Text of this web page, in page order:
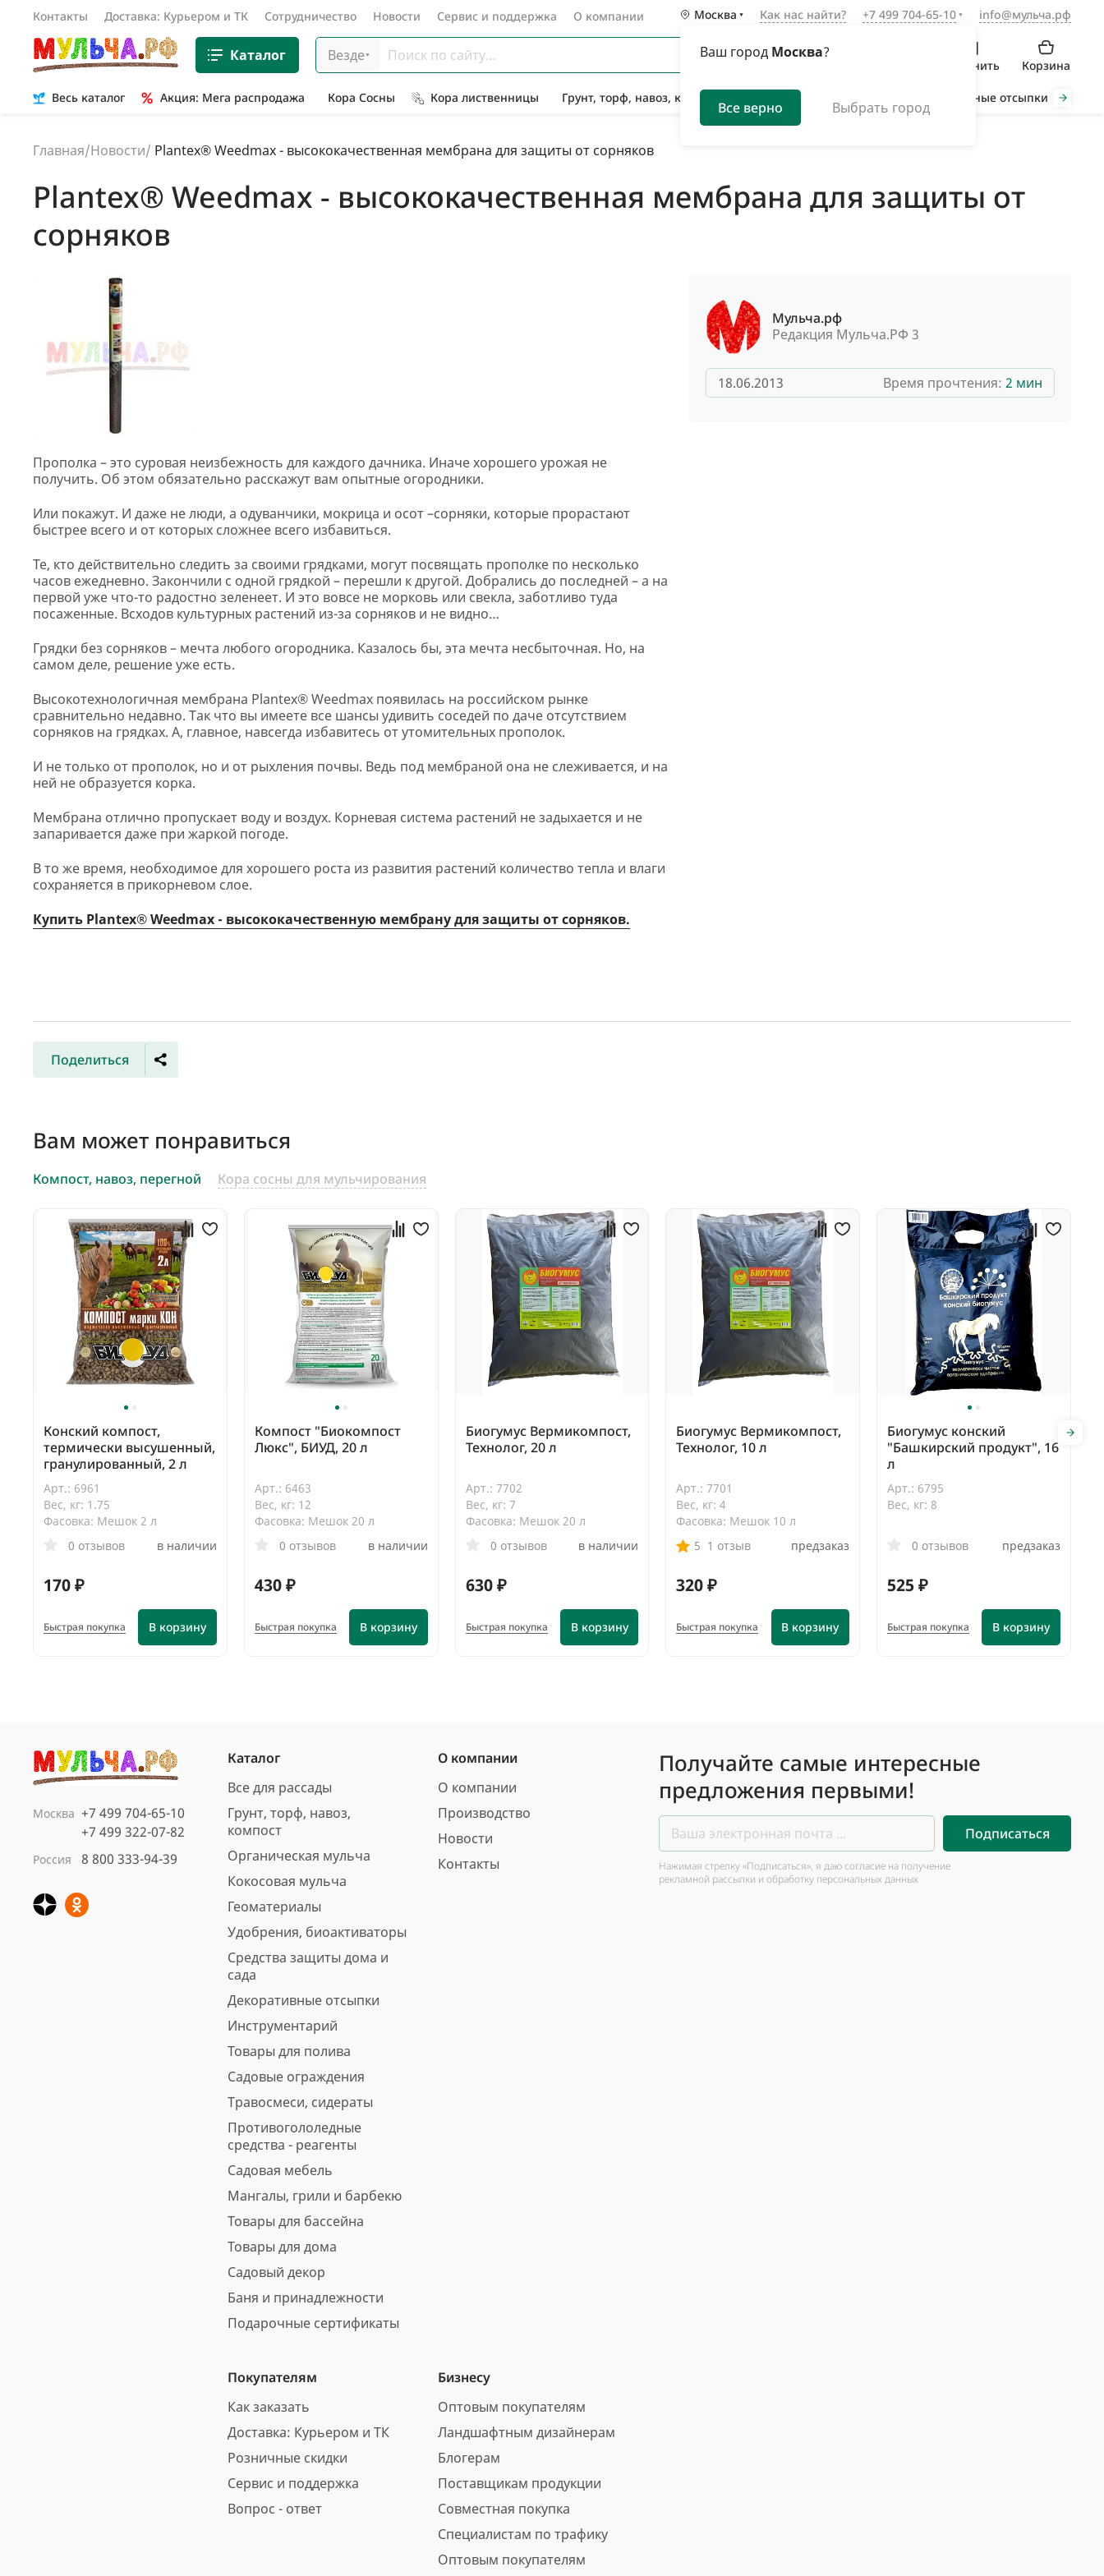
Контакты Доставка: Курьером и ТК Сотрудничество Новости Сервис и поддержка О компании Москва
Ваш город Москва?
Все верно Выбрать город
Как нас найти? +7 499 704-65-10 info@мульча.рф
Каталог Везде
Сравнить Корзина
Весь каталог Акция: Мега распродажа Кора Сосны Кора лиственницы Грунт, торф, навоз, компост Органическая мульча Декоративные отсыпки
Главная/Новости/ Plantex® Weedmax - высококачественная мембрана для защиты от сорняков
Plantex® Weedmax - высококачественная мембрана для защиты от
сорняков
Прополка – это суровая неизбежность для каждого дачника. Иначе хорошего урожая не
получить. Об этом обязательно расскажут вам опытные огородники.
Или покажут. И даже не люди, а одуванчики, мокрица и осот –сорняки, которые прорастают
быстрее всего и от которых сложнее всего избавиться.
Те, кто действительно следить за своими грядками, могут посвящать прополке по несколько
часов ежедневно. Закончили с одной грядкой – перешли к другой. Добрались до последней – а на
первой уже что-то радостно зеленеет. И это вовсе не морковь или свекла, заботливо туда
посаженные. Всходов культурных растений из-за сорняков и не видно…
Грядки без сорняков – мечта любого огородника. Казалось бы, эта мечта несбыточная. Но, на
самом деле, решение уже есть.
Высокотехнологичная мембрана Plantex® Weedmax появилась на российском рынке
сравнительно недавно. Так что вы имеете все шансы удивить соседей по даче отсутствием
сорняков на грядках. А, главное, навсегда избавитесь от утомительных прополок.
И не только от прополок, но и от рыхления почвы. Ведь под мембраной она не слеживается, и на
ней не образуется корка.
Мембрана отлично пропускает воду и воздух. Корневая система растений не задыхается и не
запаривается даже при жаркой погоде.
В то же время, необходимое для хорошего роста из развития растений количество тепла и влаги
сохраняется в прикорневом слое.
Купить Plantex® Weedmax - высококачественную мембрану для защиты от сорняков.
Мульча.рф
Редакция Мульча.РФ 3
18.06.2013 Время прочтения: 2 мин
Поделиться
Вам может понравиться
Компост, навоз, перегной Кора сосны для мульчирования
Конский компост,
термически высушенный,
гранулированный, 2 л
Арт.: 6961
Вес, кг: 1.75
Фасовка: Мешок 2 л
0 отзывов
в наличии
170 ₽
В корзину
Быстрая покупка
Компост "Биокомпост
Люкс", БИУД, 20 л
Арт.: 6463
Вес, кг: 12
Фасовка: Мешок 20 л
0 отзывов
в наличии
430 ₽
В корзину
Быстрая покупка
Биогумус Вермикомпост,
Технолог, 20 л
Арт.: 7702
Вес, кг: 7
Фасовка: Мешок 20 л
0 отзывов
в наличии
630 ₽
В корзину
Быстрая покупка
Биогумус Вермикомпост,
Технолог, 10 л
Арт.: 7701
Вес, кг: 4
Фасовка: Мешок 10 л
5 1 отзыв предзаказ
320 ₽
В корзину
Быстрая покупка
Биогумус конский
"Башкирский продукт", 16
л
Арт.: 6795
Вес, кг: 8
0 отзывов предзаказ
525 ₽
В корзину
Быстрая покупка
нефракционная, 60 л
Арт.: 4691
Москва +7 499 704-65-10
+7 499 322-07-82
Россия 8 800 333-94-39
Каталог
Все для рассады
Грунт, торф, навоз,
компост
Органическая мульча
Кокосовая мульча
Геоматериалы
Удобрения, биоактиваторы
Средства защиты дома и
сада
Декоративные отсыпки
Инструментарий
Товары для полива
Садовые ограждения
Травосмеси, сидераты
Противогололедные
средства - реагенты
Садовая мебель
Мангалы, грили и барбекю
Товары для бассейна
Товары для дома
Садовый декор
Баня и принадлежности
Подарочные сертификаты
О компании
О компании
Производство
Новости
Контакты
Покупателям
Как заказать
Доставка: Курьером и ТК
Розничные скидки
Сервис и поддержка
Вопрос - ответ
Бизнесу
Оптовым покупателям
Ландшафтным дизайнерам
Блогерам
Поставщикам продукции
Совместная покупка
Специалистам по трафику
Оптовым покупателям
Получайте самые интересные
предложения первыми!
Подписаться
Нажимая стрелку «Подписаться», я даю согласие на получение
рекламной рассылки и обработку персональных данных